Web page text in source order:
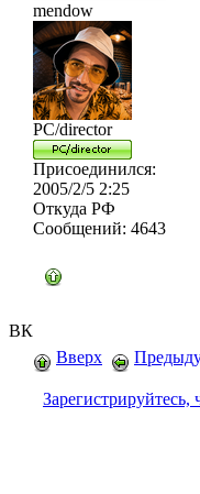
ВК
mendow
PC/director
Присоединился:
2005/2/5 2:25
Откуда РФ
Сообщений: 4643
Вверх